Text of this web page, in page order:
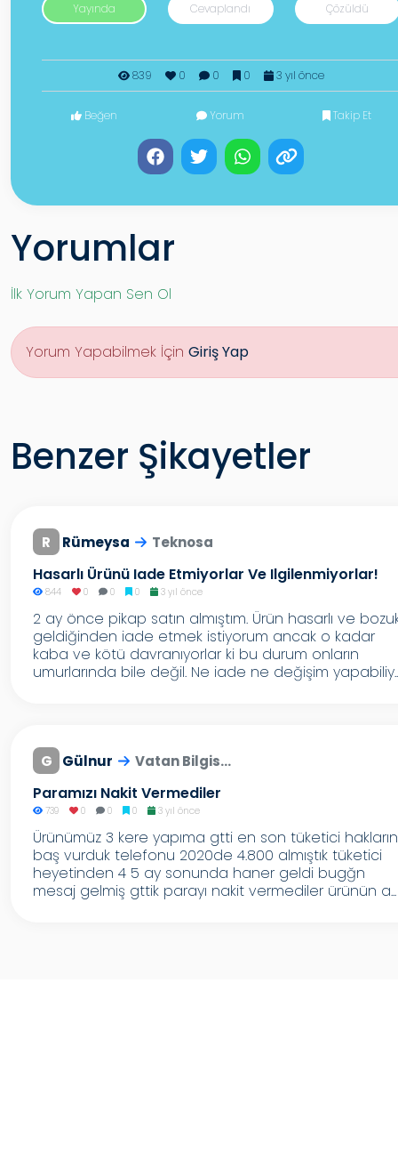
Yayında Cevaplandı Çözüldü
839 0 0 0 3 yıl önce
Beğen Yorum Takip Et
Yorumlar
İlk Yorum Yapan Sen Ol
Yorum Yapabilmek İçin Giriş Yap
Benzer Şikayetler
R Rümeysa Teknosa
Hasarlı Ürünü Iade Etmiyorlar Ve Ilgilenmiyorlar!
844 0 0 0 3 yıl önce
2 ay önce pikap satın almıştım. Ürün hasarlı ve
geldiğinden iade etmek istiyorum ancak o kadar
kaba ve kötü davranıyorlar ki bu durum onların
umurlarında bile değil. Ne iade ne değişim
G Gülnur Vatan Bilgis...
Paramızı Nakit Vermediler
739 0 0 0 3 yıl önce
Ürünümüz 3 kere yapıma gtti en son tüketici
baş vurduk telefonu 2020de 4.800 almıştık tüketici
heyetinden 4 5 ay sonunda haner geldi bugğn
mesaj gelmiş gttik parayı nakit vermediler ürünün a...